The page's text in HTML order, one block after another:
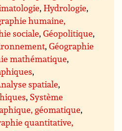
,Hydrologie,
humaine,
sociale,Géopolitique,
,Géographie
mathématique,
,
spatiale,
, Système
géomatique,
quantitative,